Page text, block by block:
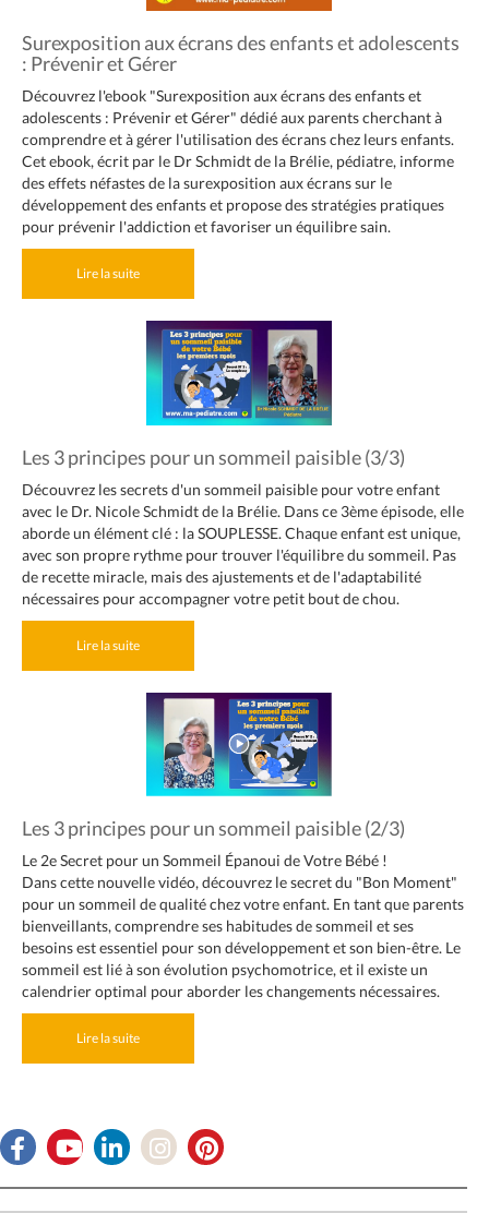
Surexposition aux écrans des enfants et adolescents
: Prévenir et Gérer
Découvrez l'ebook "Surexposition aux écrans des enfants et
adolescents : Prévenir et Gérer" dédié aux parents cherchant à
comprendre et à gérer l'utilisation des écrans chez leurs enfants.
Cet ebook, écrit par le Dr Schmidt de la Brélie, pédiatre, informe
des effets néfastes de la surexposition aux écrans sur le
développement des enfants et propose des stratégies pratiques
pour prévenir l'addiction et favoriser un équilibre sain.
Lire la suite
Les 3 principes pour un sommeil paisible (3/3)
Découvrez les secrets d'un sommeil paisible pour votre enfant
avec le Dr. Nicole Schmidt de la Brélie. Dans ce 3ème épisode, elle
aborde un élément clé : la SOUPLESSE. Chaque enfant est unique,
avec son propre rythme pour trouver l'équilibre du sommeil. Pas
de recette miracle, mais des ajustements et de l'adaptabilité
nécessaires pour accompagner votre petit bout de chou.
Lire la suite
Les 3 principes pour un sommeil paisible (2/3)
Le 2e Secret pour un Sommeil Épanoui de Votre Bébé !
Dans cette nouvelle vidéo, découvrez le secret du "Bon Moment"
pour un sommeil de qualité chez votre enfant. En tant que parents
bienveillants, comprendre ses habitudes de sommeil et ses
besoins est essentiel pour son développement et son bien-être. Le
sommeil est lié à son évolution psychomotrice, et il existe un
calendrier optimal pour aborder les changements nécessaires.
Lire la suite